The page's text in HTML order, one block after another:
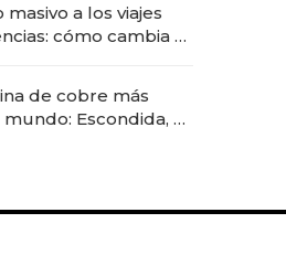
a los viajes
cómo cambia el
de cobre más
Escondida, el